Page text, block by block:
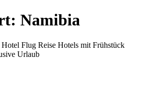
Namibia
Flug Reise Hotels mit Frühstück
Urlaub